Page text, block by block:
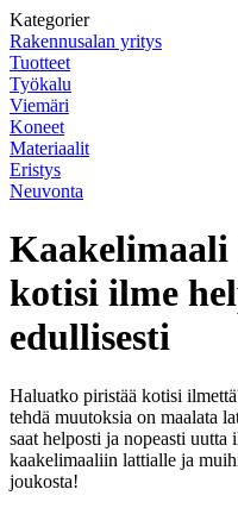
Kategorier
Rakennusalan yritys
Tuotteet
Työkalu
Viemäri
Koneet
Materiaalit
Eristys
Neuvonta
kotisi ilme
edullisesti
Haluatko piristää kotisi
tehdä muutoksia on maalata
saat helposti ja nopeasti
kaakelimaaliin lattialle ja
joukosta!